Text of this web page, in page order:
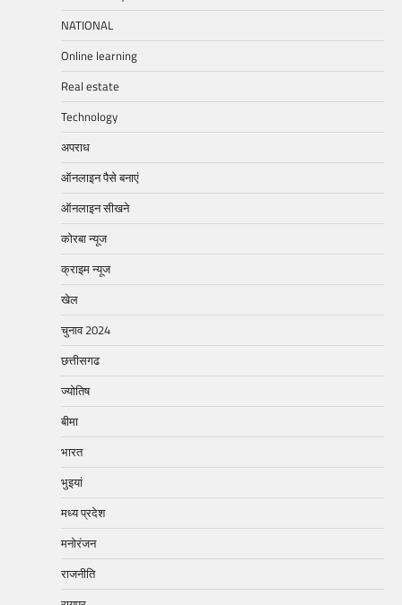
NATIONAL
Online learning
Real estate
Technology
अपराध
ऑनलाइन पैसे बनाएं
ऑनलाइन सीखने
कोरबा न्यूज
क्राइम न्यूज
खेल
चुनाव 2024
छत्तीसगढ
ज्योतिष
बीमा
भारत
भुइयां
मध्य प्रदेश
मनोरंजन
राजनीति